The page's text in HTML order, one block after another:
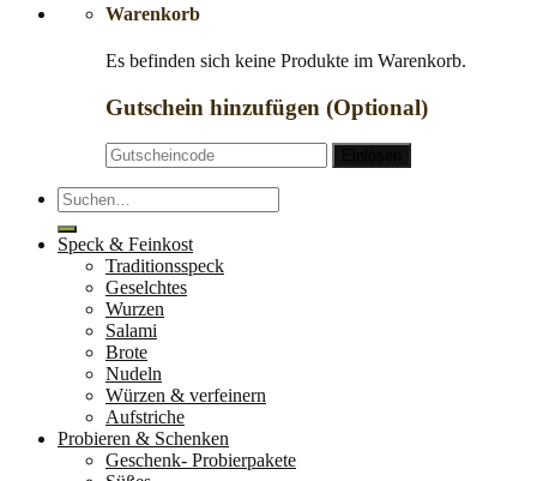
Warenkorb
Es befinden sich keine Produkte im Warenkorb.
Gutschein hinzufügen (Optional)
Suche
nach:
Speck & Feinkost
Traditionsspeck
Geselchtes
Wurzen
Salami
Brote
Nudeln
Würzen & verfeinern
Aufstriche
Probieren & Schenken
Geschenk- Probierpakete